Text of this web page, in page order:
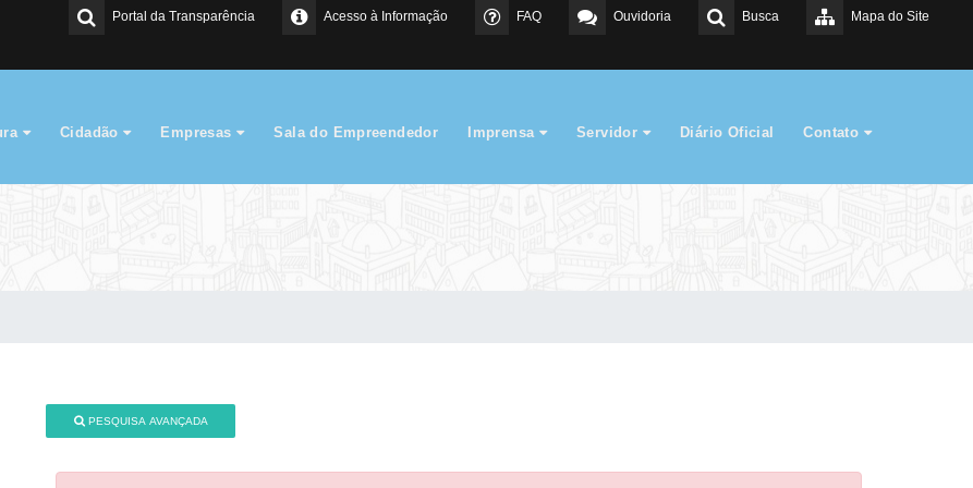
Mapa do Site
Busca
Ouvidoria
FAQ
Acesso à Informação
Portal da Transparência
Cidadão Empresas Sala do Empreendedor Imprensa Servidor Diário Oficial Contato
PESQUISA AVANÇADA